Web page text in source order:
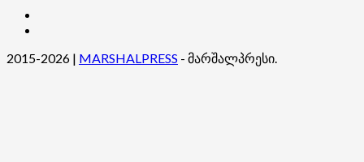
2015-2026 | MARSHALPRESS - მარშალპრესი.